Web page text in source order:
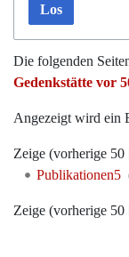
Los
Die folgenden
Gedenkstätte vor
Angezeigt wird ein
Zeige (vorherige 50
Publikationen5‎
Zeige (vorherige 50